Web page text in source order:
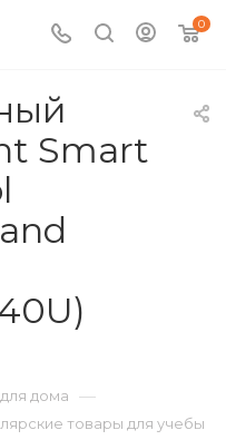
0
Smart
дома —
товары для учебы